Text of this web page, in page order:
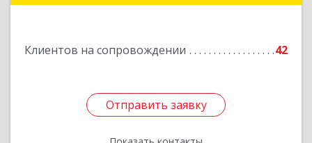
Клиентов на сопровождении 42
Отправить заявку
Отправить заявку